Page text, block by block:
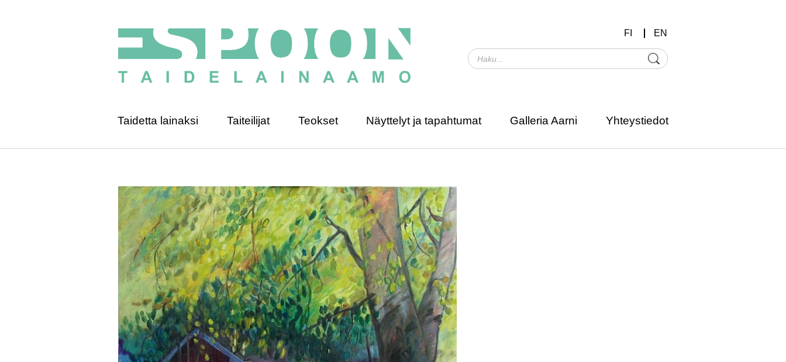
FI EN
Taidetta lainaksi Taiteilijat Teokset Näyttelyt ja tapahtumat Galleria Aarni Yhteystiedot